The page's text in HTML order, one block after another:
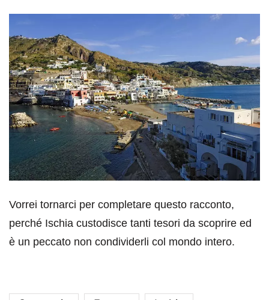
Vorrei tornarci per completare questo racconto,
perché Ischia custodisce tanti tesori da scoprire ed
è un peccato non condividerli col mondo intero.